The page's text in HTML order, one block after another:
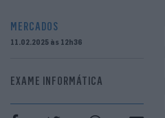
MERCADOS
11.02.2025 às 12h36
EXAME INFORMÁTICA